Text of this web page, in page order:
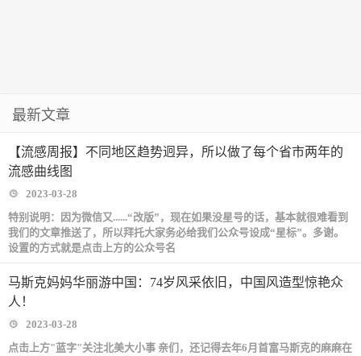
最新文章
【流感周报】不同地区趋势迥异，所以做了每个省市两年的
流感曲线图
2023-03-28
特别说明：因为微信又......“改版”，现在如果没星号的话，基本就很难看到
我们的文章推送了，所以拜托大家务必给我们公众号设成“星标”。多谢。
设置的方式就是点击上方的公众号名
马斯克妈妈华丽游中国：74岁风采依旧，中国风造型惊艳众
人！
2023-03-28
点击上方"蓝字"关注北美大小事 亲们，还记得去年6月首富马斯克的麻麻在